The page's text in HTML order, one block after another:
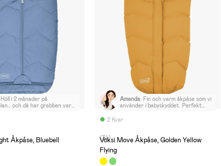
Höll i 2 månader på
då har grabben varit
Åkpåse, Bluebell
2 Kvar
Amanda: Fin och varm åkpåse som vi
använder i babyskyddet. Perfekt
(34)
Voksi Move Åkpåse, Golden Yellow
Flying